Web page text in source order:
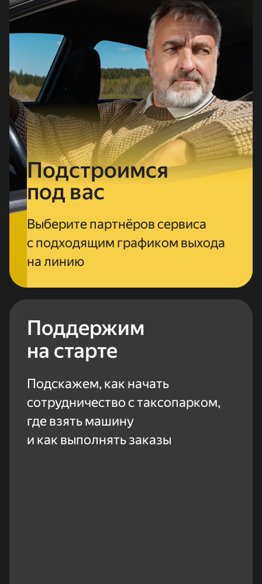
Подстро­им­ся
под вас
Выберите партнёров сервиса
с подходящим графиком выхода
на линию
Поддержим
на старте
Подскажем, как начать
сотрудничество с таксопарком,
где взять машину
и как выполнять заказы